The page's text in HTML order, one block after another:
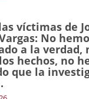
víctimas de
No
a la verdad,
hechos, no
que la